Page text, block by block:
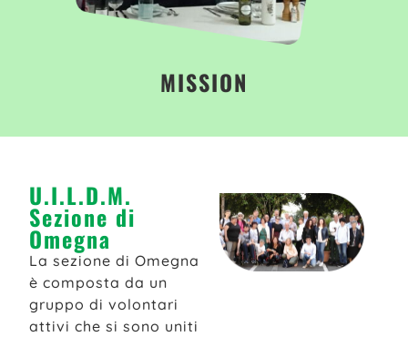
MISSION
U.I.L.D.M.
Sezione di
Omegna
La sezione di Omegna
è composta da un
gruppo di volontari
attivi che si sono uniti